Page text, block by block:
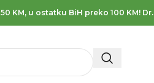
KM, u ostatku BiH preko 100 KM!